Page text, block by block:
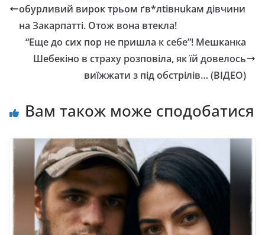
обурливий вирок трьом ґв*лtівнukам дівчини
на Закарпатті. Отож вона втекла!
“Еще до сих пор не пришла к себе”! Мeшкaнкa
Шeбeкiнo в страху розповіла, як їй довелось
виїжжати з під обстрілів… (ВІДЕО)
Вам також може сподобатися